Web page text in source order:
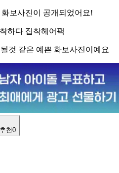
보사진이 공개되었어요!
하다 집착헤어팩
것 같은 예쁜 화보사진이예요
천0